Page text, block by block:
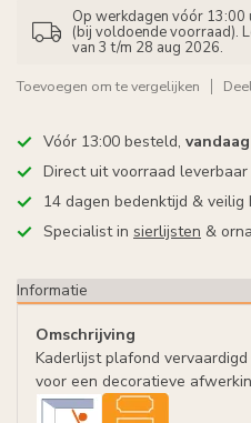
Op werkdagen vóór 13:00
(bij voldoende voorraad).
van 3 t/m 28 aug 2026.
Toevoegen om te vergelijken
Vóór 13:00 besteld, vandaag
Direct uit voorraad leverbaar
14 dagen bedenktijd & veilig
Specialist in sierlijsten &
Informatie
Omschrijving
Kaderlijst plafond
voor een decoratieve